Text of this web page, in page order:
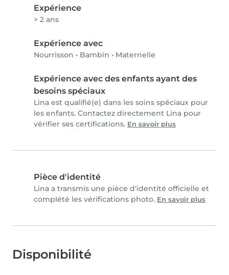
Expérience
> 2 ans
Expérience avec
Nourrisson • Bambin • Maternelle
Expérience avec des enfants ayant des
besoins spéciaux
Lina est qualifié(e) dans les soins spéciaux pour
les enfants. Contactez directement Lina pour
vérifier ses certifications. En savoir plus
Pièce d'identité
Lina a transmis une pièce d'identité officielle et
complété les vérifications photo. En savoir plus
Disponibilité